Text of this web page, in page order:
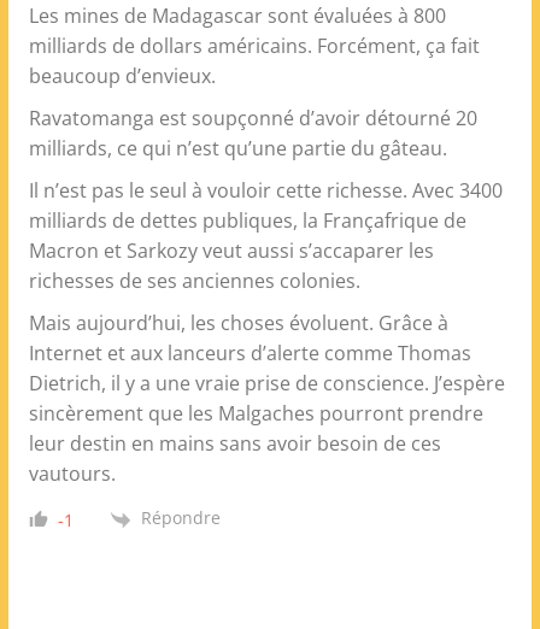
Les mines de Madagascar sont évaluées à 800
milliards de dollars américains. Forcément, ça fait
beaucoup d’envieux.
Ravatomanga est soupçonné d’avoir détourné 20
milliards, ce qui n’est qu’une partie du gâteau.
Il n’est pas le seul à vouloir cette richesse. Avec 3400
milliards de dettes publiques, la Françafrique de
Macron et Sarkozy veut aussi s’accaparer les
richesses de ses anciennes colonies.
Mais aujourd’hui, les choses évoluent. Grâce à
Internet et aux lanceurs d’alerte comme Thomas
Dietrich, il y a une vraie prise de conscience. J’espère
sincèrement que les Malgaches pourront prendre
leur destin en mains sans avoir besoin de ces
vautours.
-1 Répondre